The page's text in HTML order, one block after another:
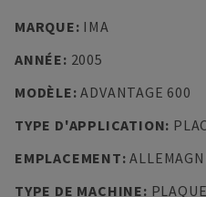
MARQUE: IMA
ANNÉE: 2005
MODÈLE:ADVANTAGE 600
TYPE D'APPLICATION:
EMPLACEMENT:
TYPE DE MACHINE: